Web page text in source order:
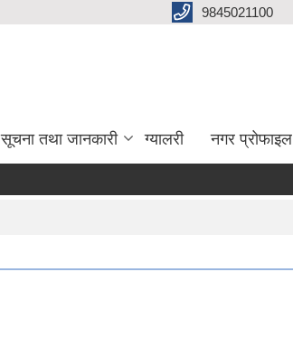
9845021100
सूचना तथा जानकारी ग्यालरी नगर प्रोफाइल